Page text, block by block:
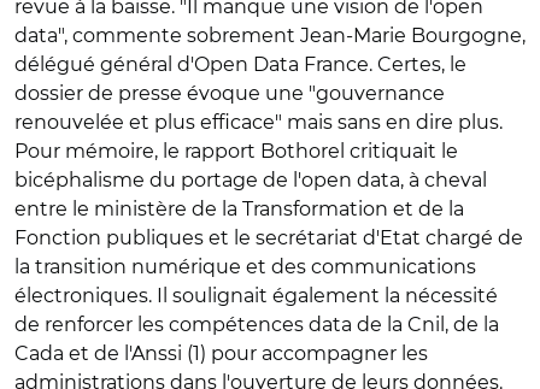
revue à la baisse. "Il manque une vision de l'open
data", commente sobrement Jean-Marie Bourgogne,
délégué général d'Open Data France. Certes, le
dossier de presse évoque une "gouvernance
renouvelée et plus efficace" mais sans en dire plus.
Pour mémoire, le rapport Bothorel critiquait le
bicéphalisme du portage de l'open data, à cheval
entre le ministère de la Transformation et de la
Fonction publiques et le secrétariat d'Etat chargé de
la transition numérique et des communications
électroniques. Il soulignait également la nécessité
de renforcer les compétences data de la Cnil, de la
Cada et de l'Anssi (1) pour accompagner les
administrations dans l'ouverture de leurs données.